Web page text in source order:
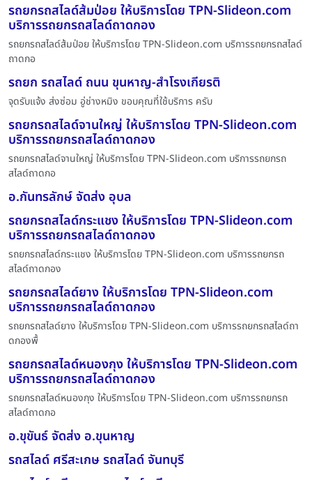
รถยกรถสไลด์ส้มป่อย ให้บริการโดย TPN-Slideon.com
บริการรถยกรถสไลด์ถาดกอง
รถยกรถสไลด์ส้มป่อย ให้บริการโดย TPN-Slideon.com บริการรถยกรถสไลด์
ถาดกอ
รถยก รถสไลด์ ถนน ขุนหาญ-สำโรงเกียรติ
จุดรับแจ้ง ส่งซ่อม อู่ช่างหมิง ขอบคุณที่ใช้บริการ ครับ
รถยกรถสไลด์จานใหญ่ ให้บริการโดย TPN-Slideon.com
บริการรถยกรถสไลด์ถาดกอง
รถยกรถสไลด์จานใหญ่ ให้บริการโดย TPN-Slideon.com บริการรถยกรถ
สไลด์ถาดกอ
อ.กันทรลักษ์ จัดส่ง อุบล
รถยกรถสไลด์กระแชง ให้บริการโดย TPN-Slideon.com
บริการรถยกรถสไลด์ถาดกอง
รถยกรถสไลด์กระแชง ให้บริการโดย TPN-Slideon.com บริการรถยกรถ
สไลด์ถาดกอง
รถยกรถสไลด์ยาง ให้บริการโดย TPN-Slideon.com
บริการรถยกรถสไลด์ถาดกอง
รถยกรถสไลด์ยาง ให้บริการโดย TPN-Slideon.com บริการรถยกรถสไลด์ถา
ดกองพื้
รถยกรถสไลด์หนองกุง ให้บริการโดย TPN-Slideon.com
บริการรถยกรถสไลด์ถาดกอง
รถยกรถสไลด์หนองกุง ให้บริการโดย TPN-Slideon.com บริการรถยกรถ
สไลด์ถาดกอ
อ.ขุขันธ์ จัดส่ง อ.ขุนหาญ
รถสไลด์ ศรีสะเกษ รถสไลด์ จันทบุรี